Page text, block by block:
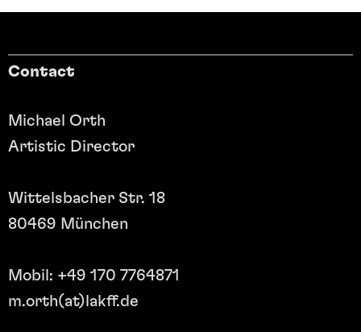
Contact
Michael Orth
Artistic Director
Wittelsbacher Str. 18
80469 München
Mobil: +49 170 7764871
m.orth(at)lakff.de